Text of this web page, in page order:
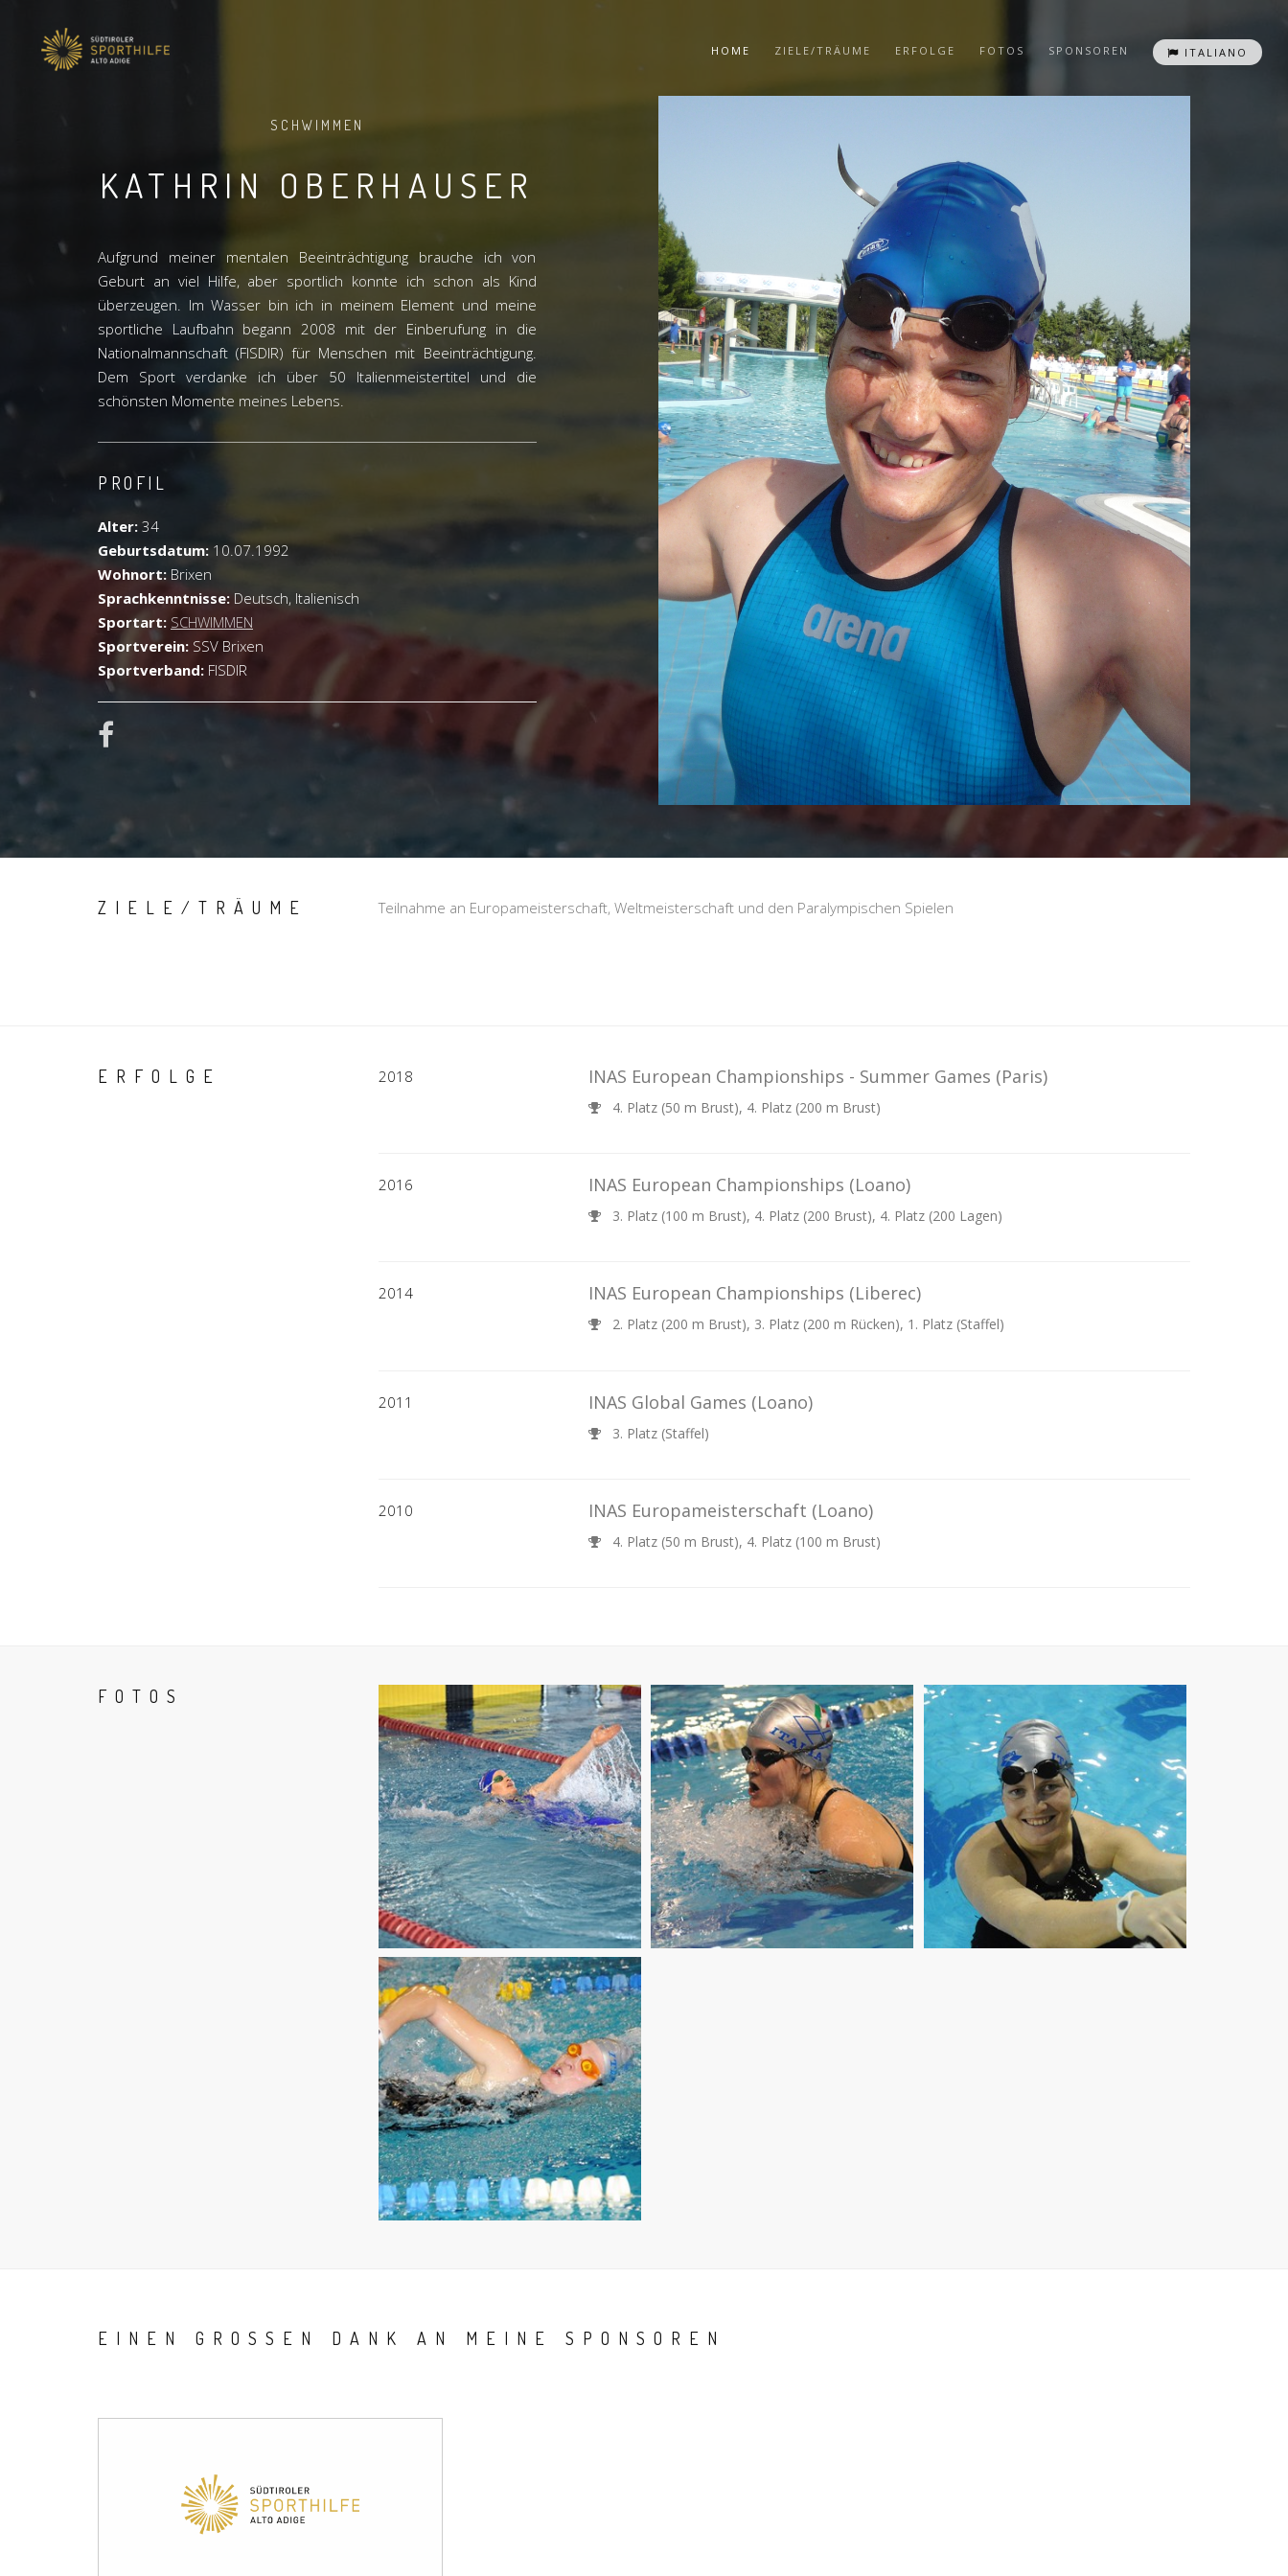
HOME ZIELE/TRÄUME ERFOLGE FOTOS SPONSOREN ITALIANO
SCHWIMMEN
KATHRIN OBERHAUSER
Aufgrund meiner mentalen Beeinträchtigung brauche ich von
Geburt an viel Hilfe, aber sportlich konnte ich schon als Kind
überzeugen. Im Wasser bin ich in meinem Element und meine
sportliche Laufbahn begann 2008 mit der Einberufung in die
Nationalmannschaft (FISDIR) für Menschen mit Beeinträchtigung.
Dem Sport verdanke ich über 50 Italienmeistertitel und die
schönsten Momente meines Lebens.
PROFIL
Alter: 34
Geburtsdatum: 10.07.1992
Wohnort: Brixen
Sprachkenntnisse: Deutsch, Italienisch
Sportart: SCHWIMMEN
Sportverein: SSV Brixen
Sportverband: FISDIR
ZIELE/TRÄUME Teilnahme an Europameisterschaft, Weltmeisterschaft und den Paralympischen Spielen
ERFOLGE 2018 INAS European Championships - Summer Games (Paris)
4. Platz (50 m Brust), 4. Platz (200 m Brust)
2016 INAS European Championships (Loano)
3. Platz (100 m Brust), 4. Platz (200 Brust), 4. Platz (200 Lagen)
2014 INAS European Championships (Liberec)
2. Platz (200 m Brust), 3. Platz (200 m Rücken), 1. Platz (Staffel)
2011 INAS Global Games (Loano)
3. Platz (Staffel)
2010 INAS Europameisterschaft (Loano)
4. Platz (50 m Brust), 4. Platz (100 m Brust)
FOTOS
EINEN GROSSEN DANK AN MEINE SPONSOREN